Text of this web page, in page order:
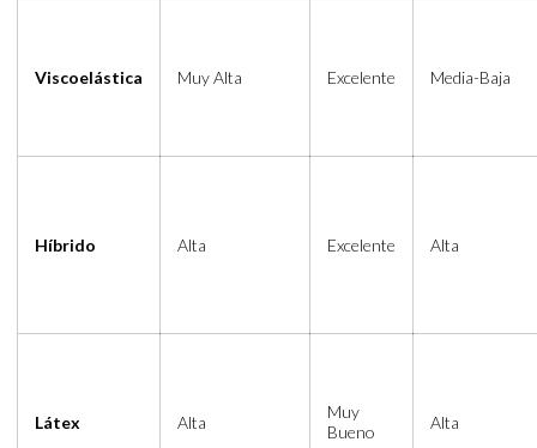
Viscoelástica Muy Alta Excelente Media-Baja
Híbrido Alta Excelente Alta
Látex Alta
Muy
Bueno
Alta